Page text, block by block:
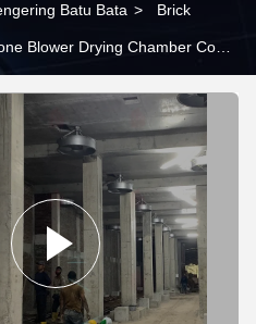
Batu Bata > Brick
Blower Drying Chamber Cone